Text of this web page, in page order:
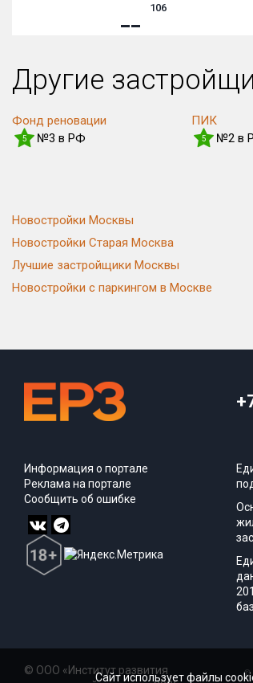
106
Другие
Фонд реновации
5 №3 в РФ
ПИК
5 №2 в
Новостройки Москвы
Новостройки Старая Москва
Лучшие застройщики Москвы
Новостройки с паркингом в Москве
Информация о портале
Реклама на портале
Сообщить об ошибке
© ООО «Институт развития
©
Сайт использует файлы